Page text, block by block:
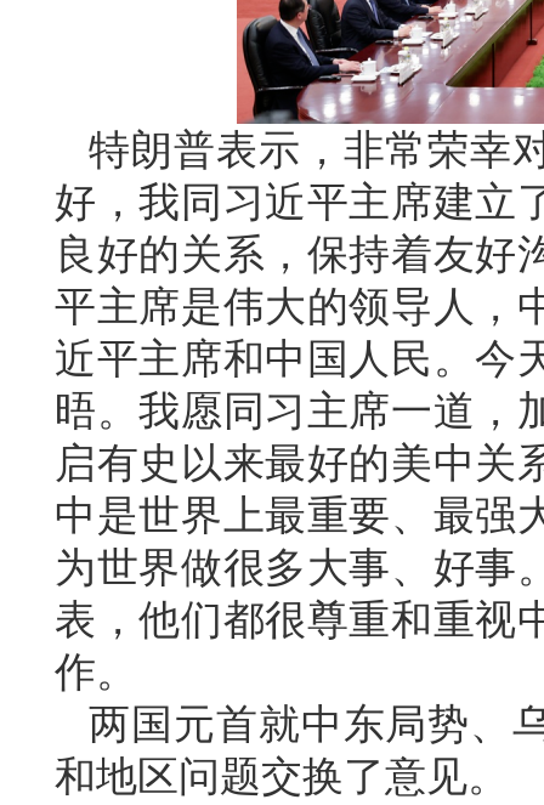
特朗普表示，非常荣幸
好，我同习近平主席建立
良好的关系，保持着友好
平主席是伟大的领导人，
近平主席和中国人民。今
晤。我愿同习主席一道，
启有史以来最好的美中关
中是世界上最重要、最强
为世界做很多大事、好事
表，他们都很尊重和重视
作。
两国元首就中东局势、
和地区问题交换了意见。